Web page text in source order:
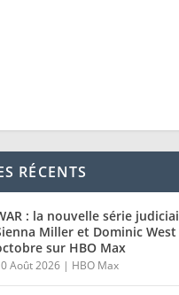
RÉCENTS
: la nouvelle série
Miller et Dominic
sur HBO Max
Août 2026 | HBO Max